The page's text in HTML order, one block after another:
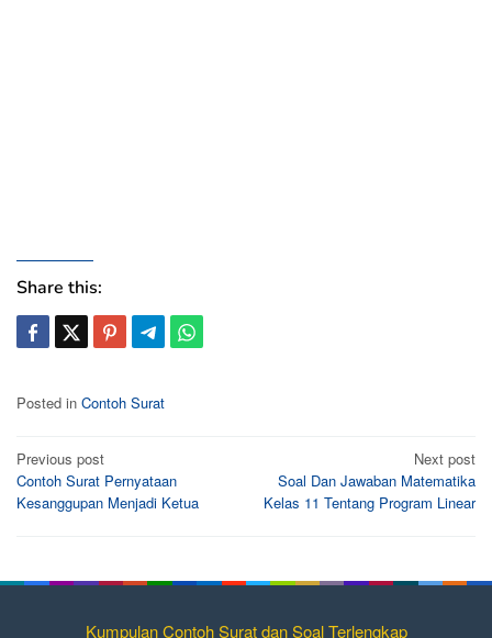
Share this:
Posted in Contoh Surat
Post
navigation
Previous post
Contoh Surat Pernyataan
Kesanggupan Menjadi Ketua
Next post
Soal Dan Jawaban Matematika
Kelas 11 Tentang Program Linear
Kumpulan Contoh Surat dan Soal Terlengkap